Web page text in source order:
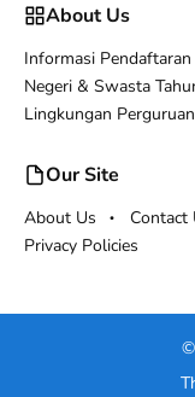
About Us
Informasi
Negeri & Swasta
Lingkungan
Our Site
About Us Contact
Privacy Policies
©